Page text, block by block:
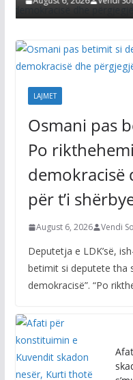
Osmani pas
Po
demokracisë
për t’i
Deputetja e LDK’së,
betimit si deputete tha